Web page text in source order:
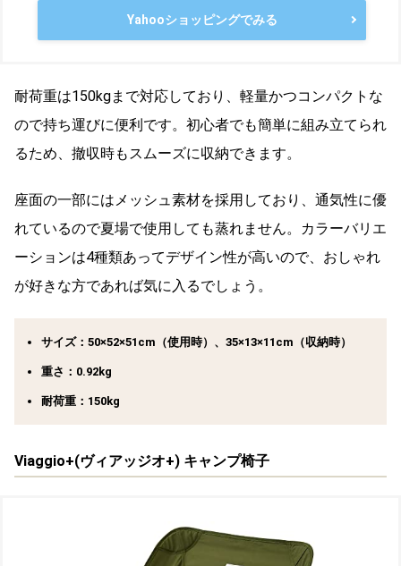
Yahooショッピングでみる
耐荷重は150kgまで対応しており、軽量かつコンパクトな
ので持ち運びに便利です。初心者でも簡単に組み立てられ
るため、撤収時もスムーズに収納できます。
座面の一部にはメッシュ素材を採用しており、通気性に優
れているので夏場で使用しても蒸れません。カラーバリエ
ーションは4種類あってデザイン性が高いので、おしゃれ
が好きな方であれば気に入るでしょう。
サイズ：50×52×51cm（使用時）、35×13×11cm（収納時）
重さ：0.92kg
耐荷重：150kg
Viaggio+(ヴィアッジオ+) キャンプ椅子